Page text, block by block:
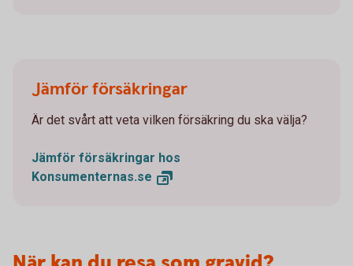
Jämför försäkringar
Är det svårt att veta vilken försäkring du ska välja?
Jämför försäkringar hos
Konsumenternas.se